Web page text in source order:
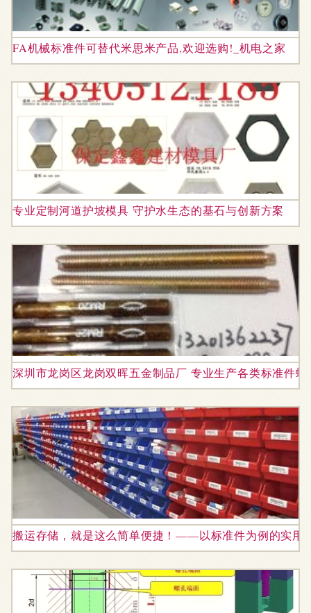
FA机械标准件可替代米思米产品,欢迎选购!_机电之家
专业定制河道护坡模具 守护水生态的基石与创新方案
深圳市龙岗区龙岗双晖五金制品厂 专业生产各类标准件
搬运存储，就是这么简单便捷！——以标准件为例的实用